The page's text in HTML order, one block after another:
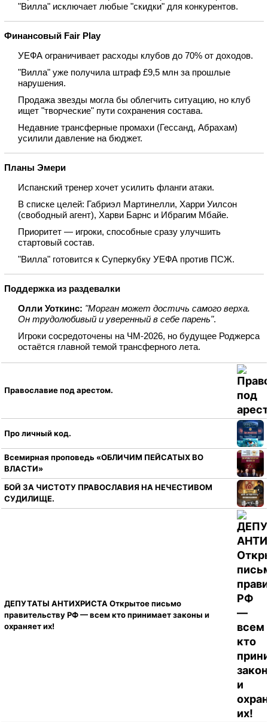
"Вилла" исключает любые "скидки" для конкурентов.
Финансовый Fair Play
УЕФА ограничивает расходы клубов до 70% от доходов.
"Вилла" уже получила штраф £9,5 млн за прошлые
нарушения.
Продажа звезды могла бы облегчить ситуацию, но клуб
ищет "творческие" пути сохранения состава.
Недавние трансферные промахи (Гессанд, Абрахам)
усилили давление на бюджет.
Планы Эмери
Испанский тренер хочет усилить фланги атаки.
В списке целей: Габриэл Мартинелли, Харри Уилсон
(свободный агент), Харви Барнс и Ибрагим Мбайе.
Приоритет — игроки, способные сразу улучшить
стартовый состав.
"Вилла" готовится к Суперкубку УЕФА против ПСЖ.
Поддержка из раздевалки
Олли Уоткинс: "Морган может достичь самого верха.
Он трудолюбивый и уверенный в себе парень".
Игроки сосредоточены на ЧМ‑2026, но будущее Роджерса
остаётся главной темой трансферного лета.
Православие под арестом.
Про личный код.
Всемирная проповедь «ОБЛИЧИМ ПЕЙСАТЫХ ВО
ВЛАСТИ»
БОЙ ЗА ЧИСТОТУ ПРАВОСЛАВИЯ НА НЕЧЕСТИВОМ
СУДИЛИЩЕ.
ДЕПУТАТЫ АНТИХРИСТА Открытое письмо
правительству РФ — всем кто принимает законы и
охраняет их!